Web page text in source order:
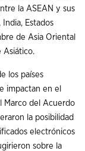
la ASEAN y sus
Estados
de Asia Oriental
Asiático.
los países
impactan en el
Marco del Acuerdo
la posibilidad
electrónicos
sobre la